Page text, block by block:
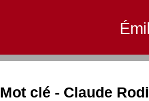
Mot clé - Claude